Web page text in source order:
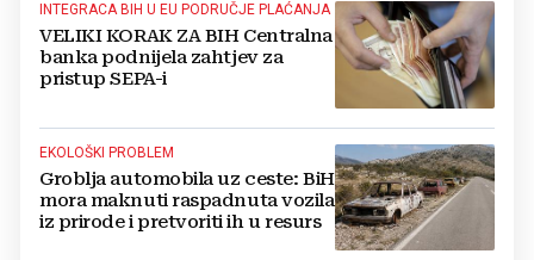
INTEGRACA BIH U EU PODRUČJE PLAĆANJA
VELIKI KORAK ZA BIH Centralna
banka podnijela zahtjev za
pristup SEPA-i
EKOLOŠKI PROBLEM
Groblja automobila uz ceste: BiH
mora maknuti raspadnuta vozila
iz prirode i pretvoriti ih u resurs